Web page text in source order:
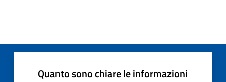
Quanto sono chiare le informazioni